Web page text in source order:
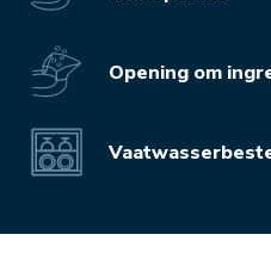
Opening om